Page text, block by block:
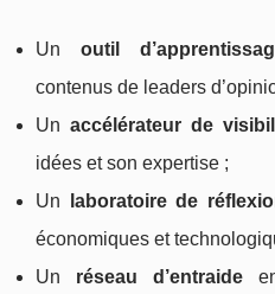
Un outil
contenus de leaders
Un accélérateur de
idées et son expertise ;
Un
laboratoire de
économiques et
Un réseau d’entraide